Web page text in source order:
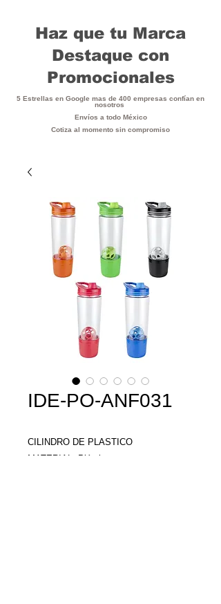
5 Estrellas en Google mas de 400 empresas confían en
nosotros
Envíos a todo México
Cotiza al momento sin compromiso
Haz que tu Marca
Destaque con
Promocionales
IDE-PO-ANF031
CILINDRO DE PLASTICO
MATERIAL: Plástico